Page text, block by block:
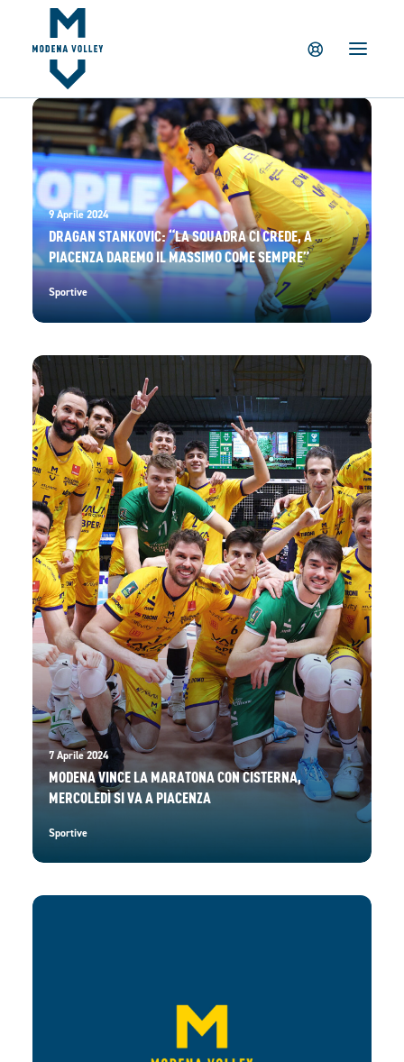
IL CLUB
NEWS
TICKETING
SUMMER CAMP
MV PARTNERS
PALAPANINI
GIOVANILI
ACADEMY
STORE
9 Aprile 2024
DRAGAN STANKOVIC: “LA SQUADRA CI CREDE, A
PIACENZA DAREMO IL MASSIMO COME SEMPRE”
Sportive
7 Aprile 2024
MODENA VINCE LA MARATONA CON CISTERNA,
MERCOLEDÌ SI VA A PIACENZA
Sportive